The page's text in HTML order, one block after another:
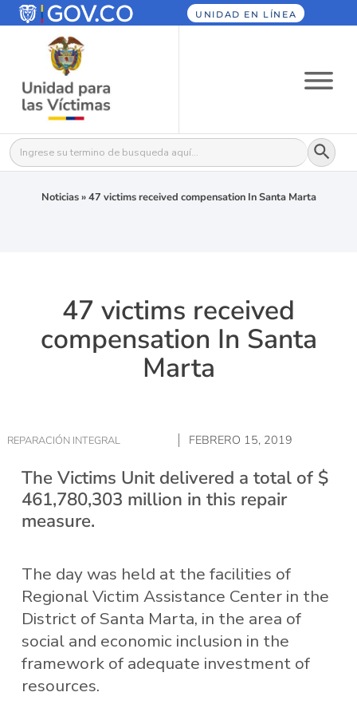
UNIDAD EN LÍNEA
Buscar: Botón
Noticias»47 victims received compensation In Santa Marta
47 victims received
compensation In Santa
Marta
REPARACIÓN INTEGRAL FEBRERO 15, 2019
The Victims Unit delivered a total of $
461,780,303 million in this repair
measure.
The day was held at the facilities of
Regional Victim Assistance Center in the
District of Santa Marta, in the area of ​​
social and economic inclusion in the
framework of adequate investment of
resources.